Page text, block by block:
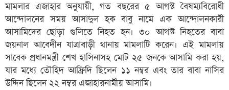
মামলার এজাহার অনুযায়ী, গত বছরের ৫ আগস্ট বৈষম্যবিরোধী
আন্দোলনের সময় আসাদুল হক বাবু নামে এক আন্দোলনকারী
আসামিদের ছোড়া গুলিতে নিহত হন। ৩০ আগস্ট নিহতের বাবা
জয়নাল আবেদীন যাত্রাবাড়ী থানায় মামলাটি করেন। এই মামলায়
সাবেক প্রধানমন্ত্রী শেখ হাসিনাসহ মোট ২৫ জনকে আসামি করা হয়,
যার মধ্যে তৌহিদ আফ্রিদি ছিলেন ১১ নম্বর এবং তার বাবা নাসির
উদ্দিন ছিলেন ২২ নম্বর এজাহারনামীয় আসামি।